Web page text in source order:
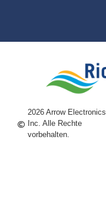
2026 Arrow Electronics,
Inc. Alle Rechte
vorbehalten.